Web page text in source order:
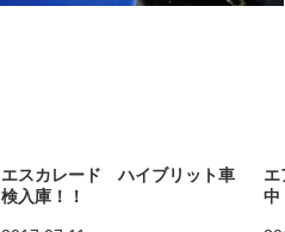
エスカレード ハイブリット車
検入庫！！
中